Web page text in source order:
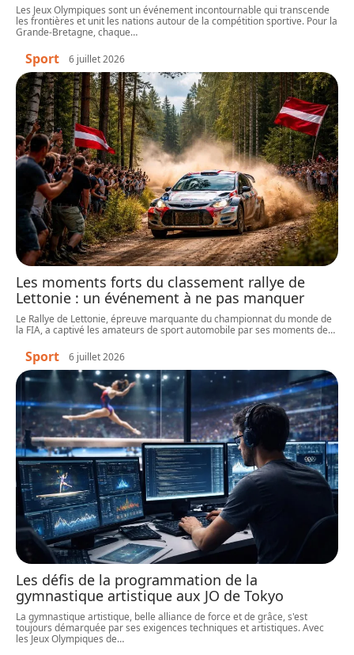
Les Jeux Olympiques sont un événement incontournable qui transcende
les frontières et unit les nations autour de la compétition sportive. Pour la
Grande-Bretagne, chaque…
Sport 6 juillet 2026
Les moments forts du classement rallye de
Lettonie : un événement à ne pas manquer
Le Rallye de Lettonie, épreuve marquante du championnat du monde de
la FIA, a captivé les amateurs de sport automobile par ses moments de…
Sport 6 juillet 2026
Les défis de la programmation de la
gymnastique artistique aux JO de Tokyo
La gymnastique artistique, belle alliance de force et de grâce, s'est
toujours démarquée par ses exigences techniques et artistiques. Avec
les Jeux Olympiques de…